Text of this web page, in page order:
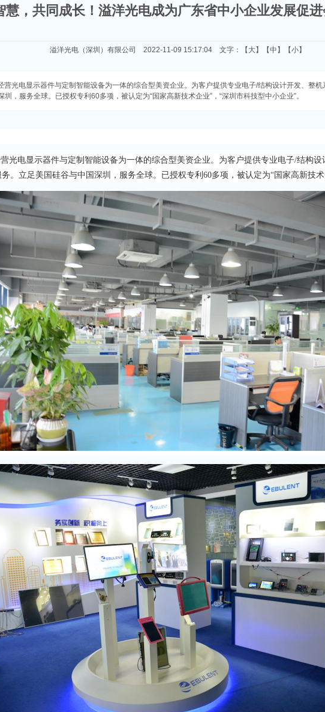
慧，共同成长！溢洋光电成为广东省中小企业发展促
溢洋光电（深圳）有限公司 2022-11-09 15:17:04 文字：【 大】【中 】【小】
光电显示器件与定制智能设备为一体的综合型美资企业。为客户提供专业电子/结构设计开发、整
，服务全球。已授权专利60多项，被认定为“国家高新技术企业”，“深圳市科技型中小企业”。
光电显示器件与定制智能设备为一体的综合型美资企业。为客户提供专业电子/结构
。立足美国硅谷与中国深圳，服务全球。已授权专利60多项，被认定为“国家高新技术